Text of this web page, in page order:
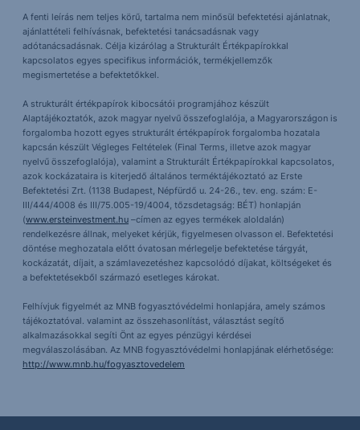
A fenti leírás nem teljes körű, tartalma nem minősül befektetési ajánlatnak,
ajánlattételi felhívásnak, befektetési tanácsadásnak vagy
adótanácsadásnak. Célja kizárólag a Strukturált Értékpapírokkal
kapcsolatos egyes specifikus információk, termékjellemzők
megismertetése a befektetőkkel.
A strukturált értékpapírok kibocsátói programjához készült
Alaptájékoztatók, azok magyar nyelvű összefoglalója, a Magyarországon is
forgalomba hozott egyes strukturált értékpapírok forgalomba hozatala
kapcsán készült Végleges Feltételek (Final Terms, illetve azok magyar
nyelvű összefoglalója), valamint a Strukturált Értékpapírokkal kapcsolatos,
azok kockázataira is kiterjedő általános terméktájékoztató az Erste
Befektetési Zrt. (1138 Budapest, Népfürdő u. 24-26., tev. eng. szám: E-
III/444/4008 és III/75.005-19/4004, tőzsdetagság: BÉT) honlapján
(www.ersteinvestment.hu –címen az egyes termékek aloldalán)
rendelkezésre állnak, melyeket kérjük, figyelmesen olvasson el. Befektetési
döntése meghozatala előtt óvatosan mérlegelje befektetése tárgyát,
kockázatát, díjait, a számlavezetéshez kapcsolódó díjakat, költségeket és
a befektetésekből származó esetleges károkat.
Felhívjuk figyelmét az MNB fogyasztóvédelmi honlapjára, amely számos
tájékoztatóval. valamint az összehasonlítást, választást segítő
alkalmazásokkal segíti Önt az egyes pénzügyi kérdései
megválaszolásában. Az MNB fogyasztóvédelmi honlapjának elérhetősége:
http://www.mnb.hu/fogyasztovedelem